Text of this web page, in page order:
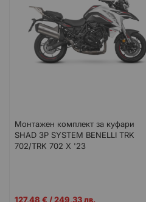
Монтажен комплект за куфари
SHAD 3P SYSTEM BENELLI TRK
702/TRK 702 X '23
Промо
127,48 € /249,33 лв.